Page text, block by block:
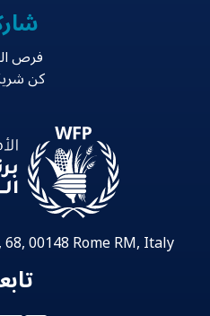
فرص
كن
00148 Rome RM, Italy